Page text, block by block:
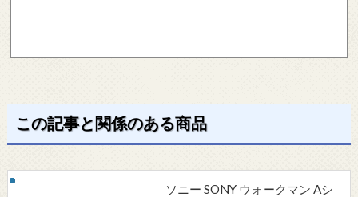
この記事と関係のある商品
ソニー SONY ウォークマン Aシ